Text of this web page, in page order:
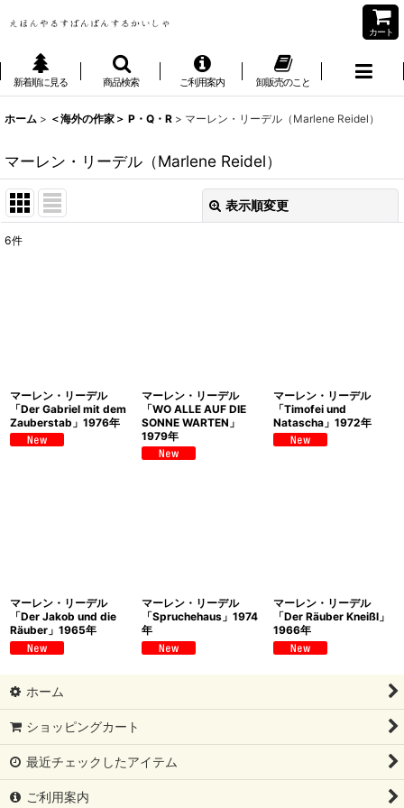
カート
新着順に見る 商品検索 ご利用案内 卸販売のこと
ホーム > ＜海外の作家＞ P・Q・R > マーレン・リーデル（Marlene Reidel）
マーレン・リーデル（Marlene Reidel）
表示順変更
6件
マーレン・リーデル
「Der Gabriel mit dem
Zauberstab」1976年
マーレン・リーデル
「WO ALLE AUF DIE
SONNE WARTEN」
1979年
マーレン・リーデル
「Timofei und
Natascha」1972年
マーレン・リーデル
「Der Jakob und die
Räuber」1965年
マーレン・リーデル
「Spruchehaus」1974
年
マーレン・リーデル
「Der Räuber Kneißl」
1966年
ホーム
ショッピングカート
最近チェックしたアイテム
ご利用案内